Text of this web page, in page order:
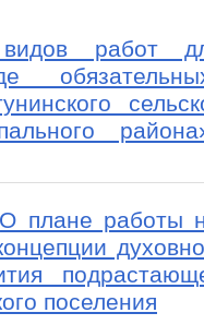
работ
О плане работы
поселения